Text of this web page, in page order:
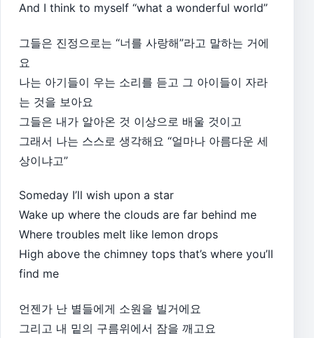
And I think to myself “what a wonderful world”
그들은 진정으로는 “너를 사랑해”라고 말하는 거에
요
나는 아기들이 우는 소리를 듣고 그 아이들이 자라
는 것을 보아요
그들은 내가 알아온 것 이상으로 배울 것이고
그래서 나는 스스로 생각해요 “얼마나 아름다운 세
상이냐고”
Someday I’ll wish upon a star
Wake up where the clouds are far behind me
Where troubles melt like lemon drops
High above the chimney tops that’s where you’ll
find me
언젠가 난 별들에게 소원을 빌거에요
그리고 내 밑의 구름위에서 잠을 깨고요